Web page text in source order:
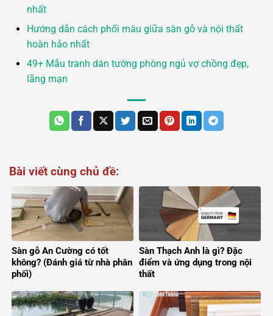
nhất
Hướng dẫn cách phối màu giữa sàn gỗ và nội thất
hoàn hảo nhất
49+ Mẫu tranh dán tường phòng ngủ vợ chồng đẹp,
lãng mạn
Bài viết cùng chủ đề:
Sàn gỗ An Cường có tốt
không? (Đánh giá từ nhà phân
phối)
Sàn Thạch Anh là gì? Đặc
điểm và ứng dụng trong nội
thất